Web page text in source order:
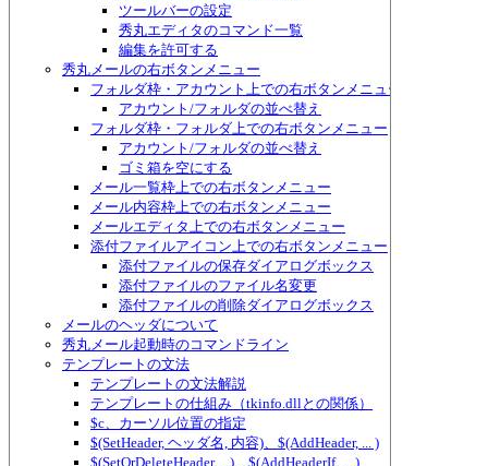
ツールバーの設定
秀丸エディタのコマンド一覧
編集を許可する
秀丸メールの右ボタンメニュー
フォルダ枠・アカウント上での右ボタンメニュー
アカウント/フォルダの並べ替え
フォルダ枠・フォルダ上での右ボタンメニュー
アカウント/フォルダの並べ替え
ゴミ箱を空にする
メール一覧枠上での右ボタンメニュー
メール内容枠上での右ボタンメニュー
メールエディタ上での右ボタンメニュー
添付ファイルアイコン上での右ボタンメニュー
添付ファイルの保存ダイアログボックス
添付ファイルのファイル名変更
添付ファイルの削除ダイアログボックス
メールのヘッダについて
秀丸メール起動時のコマンドライン
テンプレートの文法
テンプレートの文法解説
テンプレートの仕組み（tkinfo.dllとの関係）
$c、カーソル位置の指定
$(SetHeader, ヘッダ名, 内容)、$(AddHeader, ... )
$(SetOrDeleteHeader, ...)、$(AddHeaderIf, ... )